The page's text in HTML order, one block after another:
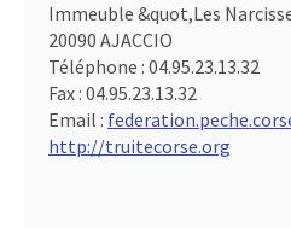
Immeuble &quot,Les
20090 AJACCIO
Téléphone : 04.95.23.13.32
Fax : 04.95.23.13.32
Email :
http://truitecorse.org